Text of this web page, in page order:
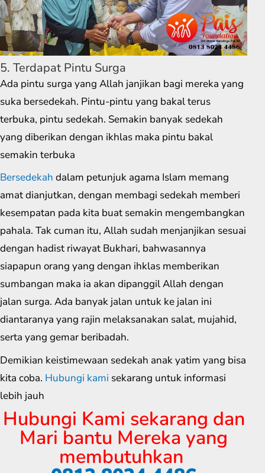
5. Terdapat Pintu Surga
Ada pintu surga yang Allah janjikan bagi mereka yang
suka bersedekah. Pintu-pintu yang bakal terus
terbuka, pintu sedekah. Semakin banyak sedekah
yang diberikan dengan ikhlas maka pintu bakal
semakin terbuka
Bersedekah dalam petunjuk agama Islam memang
amat dianjutkan, dengan membagi sedekah memberi
kesempatan pada kita buat semakin mengembangkan
pahala. Tak cuman itu, Allah sudah menjanjikan sesuai
dengan hadist riwayat Bukhari, bahwasannya
siapapun orang yang dengan ihklas memberikan
sumbangan maka ia akan dipanggil Allah dengan
jalan surga. Ada banyak jalan untuk ke jalan ini
diantaranya yang rajin melaksanakan salat, mujahid,
serta yang gemar beribadah.
Demikian keistimewaan sedekah anak yatim yang bisa
kita coba. Hubungi kami sekarang untuk informasi
lebih jauh
Hubungi Kami sekarang dan
Mari bantu Mereka yang
membutuhkan